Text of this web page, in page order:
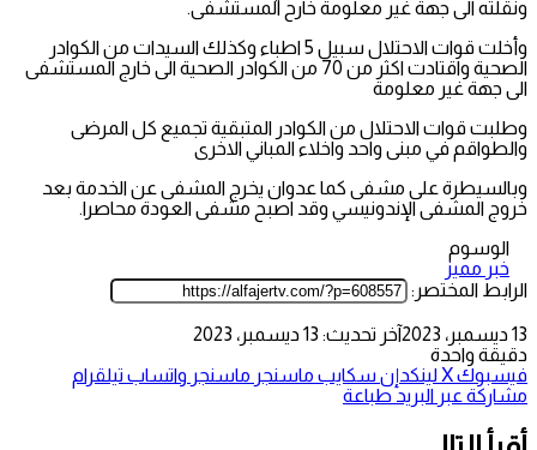
ونقلته الى جهة غير معلومة خارح المستشفى.
وأخلت قوات الاحتلال سبيل 5 اطباء وكذلك السيدات من الكوادر
الصحية واقتادت اكثر من 70 من الكوادر الصحية الى خارج المستشفى
الى جهة غير معلومة
وطلبت قوات الاحتلال من الكوادر المتبقية تجميع كل المرضى
والطواقم في مبنى واحد واخلاء المباني الاخرى
وبالسيطرة على مشفى كما عدوان يخرج المشفى عن الخدمة بعد
خروج المشفى الإندونيسي وقد اصبح مشفى العودة محاصرا.
الوسوم
خبر مميز
الرابط المختصر:
13 ديسمبر، 2023
آخر تحديث: 13 ديسمبر، 2023
دقيقة واحدة
فيسبوك‫Xلينكدإن سكايب ماسنجر ماسنجر واتساب تيلقرام
مشاركة عبر البريد طباعة